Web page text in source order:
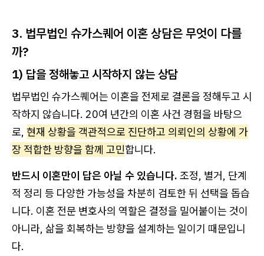
3. 법무법인 슈가스퀘어 이혼 상담은 무엇이 다를
까?
1) 답을 정해놓고 시작하지 않는 상담
법무법인 슈가스퀘어는 이혼을 전제로 결론을 정해두고 시
작하지 않습니다. 20여 년간의 이혼 사건 경험을 바탕으
로, 현재 상황을 객관적으로 진단하고 의뢰인의 상황에 가
장 적합한 방향을 함께 고민합니다.
반드시 이혼만이 답은 아닐 수 있습니다. 조정, 별거, 단계
적 정리 등 다양한 가능성을 차분히 검토한 뒤 선택을 돕습
니다. 이혼 전문 변호사의 역할은 결정을 밀어붙이는 것이
아니라, 삶을 회복하는 방향을 설계하는 일이기 때문입니
다.